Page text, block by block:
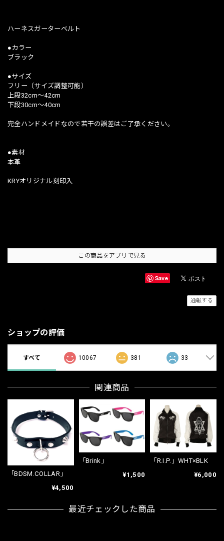
ハーネスガーターベルト
●カラー
ブラック
●サイズ
フリー（サイズ調整可能）
上段32cm〜42cm
下段30cm〜40cm
完全ハンドメイドなので若干の誤差はご了承ください。
●素材
本革
KRYオリジナル刻印入
この商品をアプリで見る
Save
通報する
ショップの評価
すべて 10067 381 33
関連商品
「BDSM.COLLAR」
¥4,500
「Brink」
¥1,500
「R.I.P.」WHT×BLK
¥6,000
最近チェックした商品